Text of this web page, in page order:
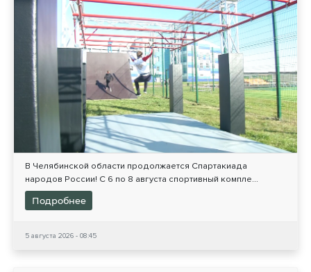
В Челябинской области продолжается Спартакиада
народов России! С 6 по 8 августа спортивный компле...
Подробнее
5 августа 2026 - 08:45